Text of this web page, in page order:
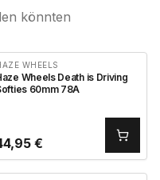
könnten
WHEELS
Wheels Death is Driving
60mm 78A
€